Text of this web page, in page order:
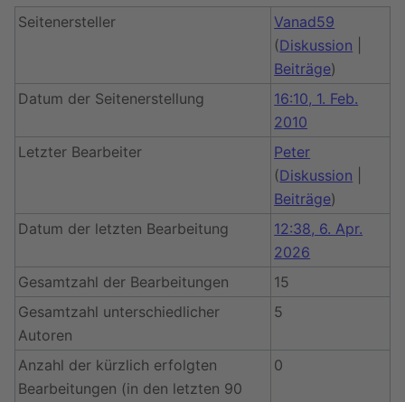
Seitenersteller
Vanad59
(Diskussion
Beiträge)
Datum der Seitenerstellung
16:10, 1. Feb.
2010
Letzter Bearbeiter
Peter
(Diskussion
Beiträge)
Datum der letzten Bearbeitung
12:38, 6. Apr.
2026
Gesamtzahl der Bearbeitungen
15
Gesamtzahl unterschiedlicher
Autoren
5
Anzahl der kürzlich erfolgten
Bearbeitungen (in den letzten 90
0